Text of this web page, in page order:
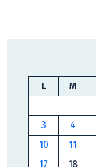
L M
3
4
10
11
17
18